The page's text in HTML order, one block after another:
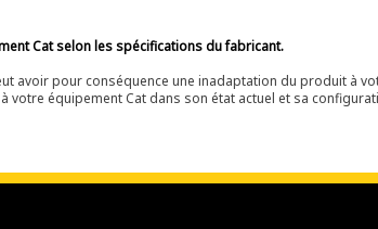
Cat selon les spécifications du fabricant.
avoir pour conséquence une inadaptation du produit à
votre équipement Cat dans son état actuel et sa